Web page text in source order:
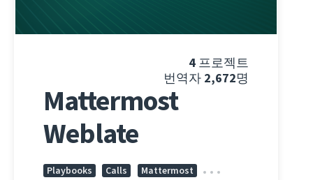
4 프로젝트
번역자 2,672명
Mattermost
Weblate
Playbooks Calls Mattermost